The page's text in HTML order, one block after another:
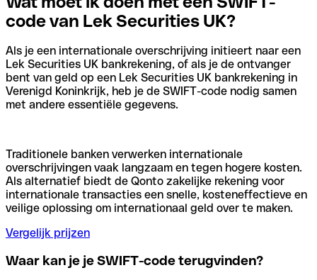
code van Lek Securities UK?
Als je een internationale overschrijving initieert naar een
Lek Securities UK bankrekening, of als je de ontvanger
bent van geld op een Lek Securities UK bankrekening in
Verenigd Koninkrijk, heb je de SWIFT-code nodig samen
met andere essentiële gegevens.
Traditionele banken verwerken internationale
overschrijvingen vaak langzaam en tegen hogere kosten.
Als alternatief biedt de Qonto zakelijke rekening voor
internationale transacties een snelle, kosteneffectieve en
veilige oplossing om internationaal geld over te maken.
Vergelijk prijzen
Waar kan je je SWIFT-code terugvinden?